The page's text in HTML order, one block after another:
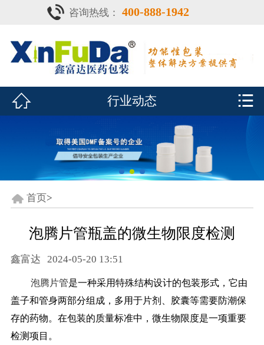
 首页
产品中心
鑫富达资质
行业动态
联系我们
药品信息查询
咨询热线： 400-888-1942
 行业动态 
首页>
泡腾片管瓶盖的微生物限度检测
鑫富达 2024-05-20 13:51
泡腾片管是一种采用特殊结构设计的包装形式，它由
盖子和管身两部分组成，多用于片剂、胶囊等需要防潮保
存的药物。在包装的质量标准中，微生物限度是一项重要
检测项目。